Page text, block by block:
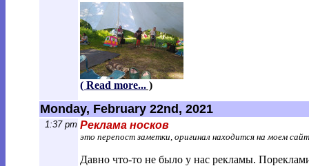
( Read more... )
Monday, February 22nd, 2021
1:37 pm Реклама носков
это перепост заметки, оригинал находится на моем
Давно что-то не было у нас рекламы.